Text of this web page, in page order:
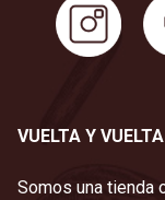
VUELTA Y VUELTA
Somos una tienda